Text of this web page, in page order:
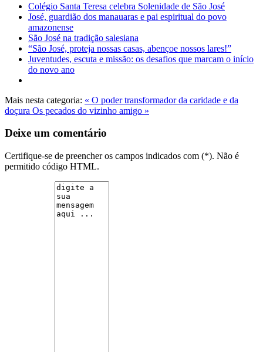
Colégio Santa Teresa celebra Solenidade de São José
José, guardião dos manauaras e pai espiritual do povo
amazonense
São José na tradição salesiana
“São José, proteja nossas casas, abençoe nossos lares!”
Juventudes, escuta e missão: os desafios que marcam o início
do novo ano
Mais nesta categoria: « O poder transformador da caridade e da
doçura Os pecados do vizinho amigo »
Deixe um comentário
Certifique-se de preencher os campos indicados com (*). Não é
permitido código HTML.